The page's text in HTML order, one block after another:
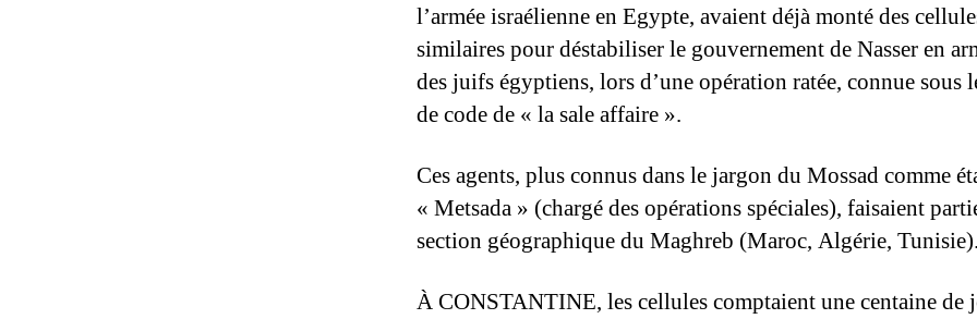
l’armée israélienne en Egypte, avaient déjà monté des
similaires pour déstabiliser le gouvernement de Nasser en
des juifs égyptiens, lors d’une opération ratée, connue sous
de code de « la sale affaire ».
Ces agents, plus connus dans le jargon du Mossad comme
« Metsada » (chargé des opérations spéciales), faisaient
section géographique du Maghreb (Maroc, Algérie, Tunisie).
À CONSTANTINE, les cellules comptaient une centaine de